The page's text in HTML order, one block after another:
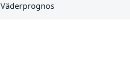
Väderprognos